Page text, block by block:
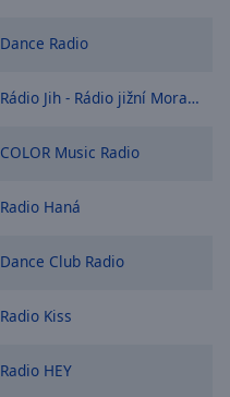
Dance Radio
Rádio Jih - Rádio jižní Moravy
COLOR Music Radio
Radio Haná
Dance Club Radio
Radio Kiss
Radio HEY